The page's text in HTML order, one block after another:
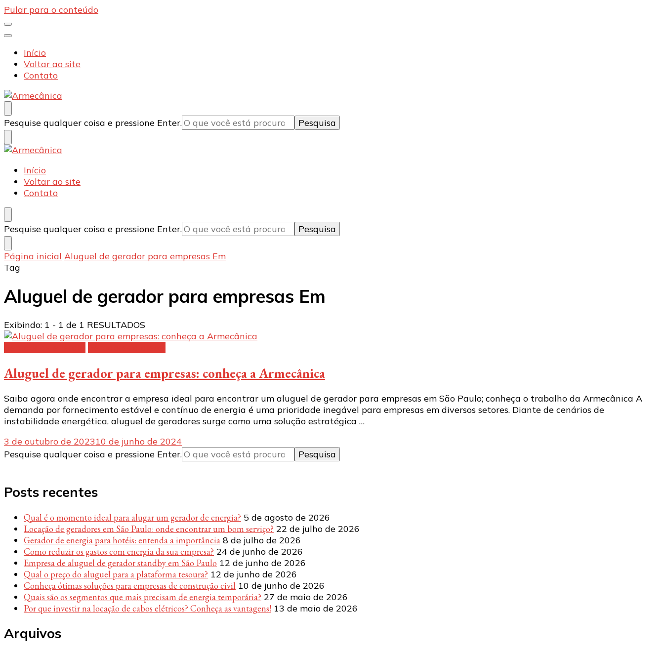
Pular para o conteúdo
Início
Voltar ao site
Contato
Armecânica
Blog
Procurando
algo?
Pesquise qualquer coisa e pressione Enter.
Armecânica
Blog
Início
Voltar ao site
Contato
Procurando
algo?
Pesquise qualquer coisa e pressione Enter.
Página inicial Aluguel de gerador para empresas Em
Tag
Aluguel de gerador para empresas Em
Exibindo: 1 - 1 de 1 RESULTADOS
Aluguel de gerador para empresas: conheça a Armecânica
Saiba agora onde encontrar a empresa ideal para encontrar um aluguel de gerador para empresas em São Paulo; conheça o trabalho da Armecânica A
demanda por fornecimento estável e contínuo de energia é uma prioridade inegável para empresas em diversos setores. Diante de cenários de
instabilidade energética, aluguel de geradores surge como uma solução estratégica …
3 de outubro de 202310 de junho de 2024
Procurando
Pesquise qualquer coisa e pressione Enter.
Posts recentes
Qual é o momento ideal para alugar um gerador de energia? 5 de agosto de 2026
Locação de geradores em São Paulo: onde encontrar um bom serviço? 22 de julho de 2026
Gerador de energia para hotéis: entenda a importância 8 de julho de 2026
Como reduzir os gastos com energia da sua empresa? 24 de junho de 2026
Empresa de aluguel de gerador standby em São Paulo 12 de junho de 2026
Qual o preço do aluguel para a plataforma tesoura? 12 de junho de 2026
Conheça ótimas soluções para empresas de construção civil 10 de junho de 2026
Quais são os segmentos que mais precisam de energia temporária? 27 de maio de 2026
Por que investir na locação de cabos elétricos? Conheça as vantagens! 13 de maio de 2026
Arquivos